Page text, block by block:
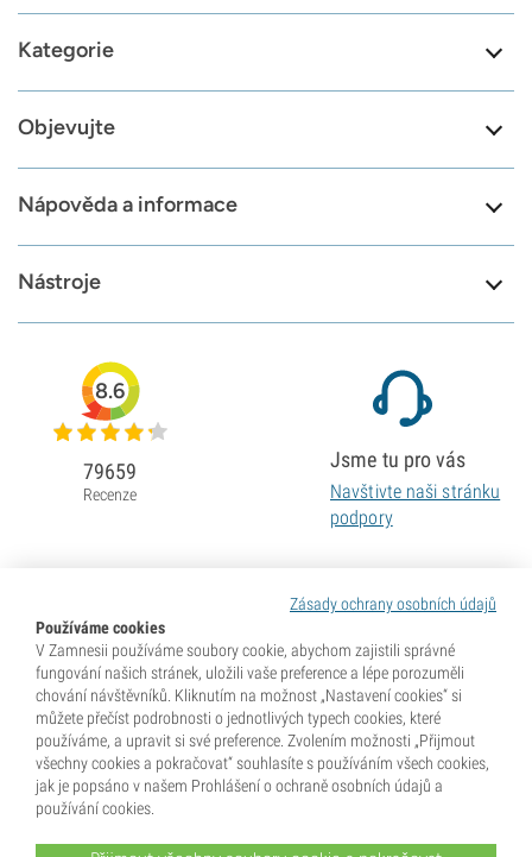
Kategorie
Objevujte
Nápověda a informace
Nástroje
Zásady ochrany osobních údajů
Používáme cookies
V Zamnesii používáme soubory cookie, abychom zajistili správné
fungování našich stránek, uložili vaše preference a lépe porozuměli
chování návštěvníků. Kliknutím na možnost „Nastavení cookies“ si
můžete přečíst podrobnosti o jednotlivých typech cookies, které
používáme, a upravit si své preference. Zvolením možnosti „Přijmout
všechny cookies a pokračovat“ souhlasíte s používáním všech cookies,
jak je popsáno v našem Prohlášení o ochraně osobních údajů a
používání cookies.
8.6
79659
Recenze
Jsme tu pro vás
Navštivte naši stránku
podpory